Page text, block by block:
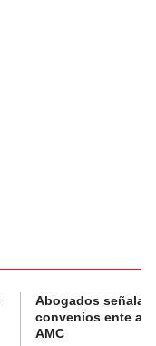
Abogados
convenios ente
AMC